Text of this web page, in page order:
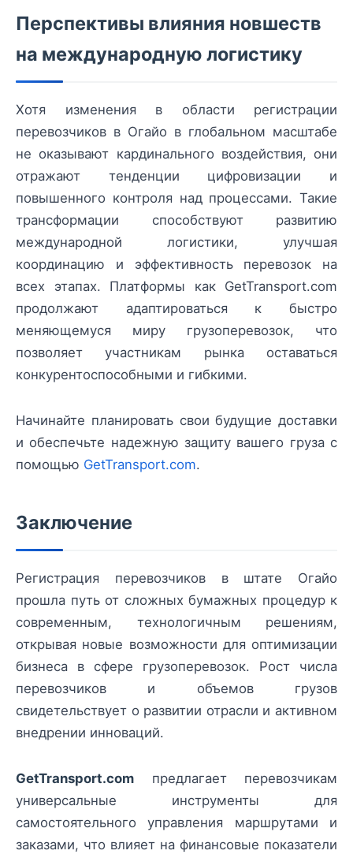
Перспективы влияния новшеств
на международную логистику
Хотя изменения в области регистрации
перевозчиков в Огайо в глобальном масштабе
не оказывают кардинального воздействия, они
отражают тенденции цифровизации и
повышенного контроля над процессами. Такие
трансформации способствуют развитию
международной логистики, улучшая
координацию и эффективность перевозок на
всех этапах. Платформы как GetTransport.com
продолжают адаптироваться к быстро
меняющемуся миру грузоперевозок, что
позволяет участникам рынка оставаться
конкурентоспособными и гибкими.
Начинайте планировать свои будущие доставки
и обеспечьте надежную защиту вашего груза с
помощью GetTransport.com.
Заключение
Регистрация перевозчиков в штате Огайо
прошла путь от сложных бумажных процедур к
современным, технологичным решениям,
открывая новые возможности для оптимизации
бизнеса в сфере грузоперевозок. Рост числа
перевозчиков и объемов грузов
свидетельствует о развитии отрасли и активном
внедрении инноваций.
GetTransport.com предлагает перевозчикам
универсальные инструменты для
самостоятельного управления маршрутами и
заказами, что влияет на финансовые показатели